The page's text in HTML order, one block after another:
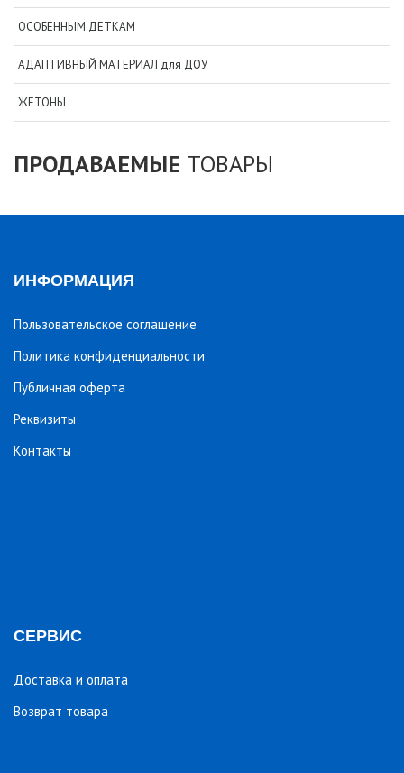
ОСОБЕННЫМ ДЕТКАМ
АДАПТИВНЫЙ МАТЕРИАЛ для ДОУ
ЖЕТОНЫ
ПРОДАВАЕМЫЕ ТОВАРЫ
ИНФОРМАЦИЯ
Пользовательское соглашение
Политика конфиденциальности
Публичная оферта
Реквизиты
Контакты
СЕРВИС
Доставка и оплата
Возврат товара